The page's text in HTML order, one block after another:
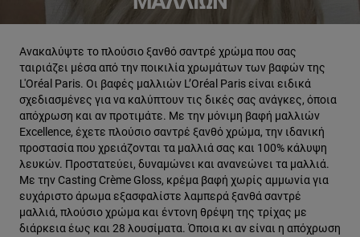
Ανακαλύψτε το πλούσιο ξανθό σαντρέ χρώμα που σας
ταιριάζει μέσα από την ποικιλία χρωμάτων των βαφών της
L'Oréal Paris. Οι βαφές μαλλιών L’Oréal Paris είναι ειδικά
σχεδιασμένες για να καλύπτουν τις δικές σας ανάγκες, όποια
απόχρωση και αν προτιμάτε. Με την μόνιμη βαφή μαλλιών
Excellence, έχετε πλούσιο σαντρέ ξανθό χρώμα, την ιδανική
προστασία που χρειάζονται τα μαλλιά σας και 100% κάλυψη
λευκών. Προστατεύει, δυναμώνει και ανανεώνει τα μαλλιά.
Με την Casting Crème Gloss, κρέμα βαφή χωρίς αμμωνία για
ευχάριστο άρωμα εξασφαλίστε λαμπερά ξανθά σαντρέ
μαλλιά, πλούσιο χρώμα και έντονη θρέψη της τρίχας με
διάρκεια έως και 28 λουσίματα. Όποια κι αν είναι η απόχρωση